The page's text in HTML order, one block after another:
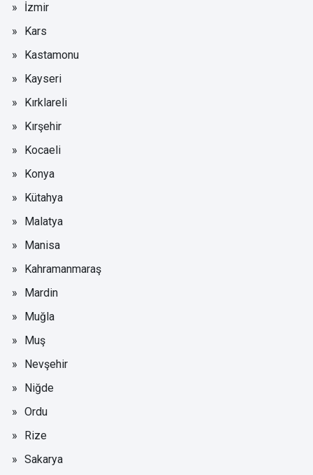
İzmir
Kars
Kastamonu
Kayseri
Kırklareli
Kırşehir
Kocaeli
Konya
Kütahya
Malatya
Manisa
Kahramanmaraş
Mardin
Muğla
Muş
Nevşehir
Niğde
Ordu
Rize
Sakarya